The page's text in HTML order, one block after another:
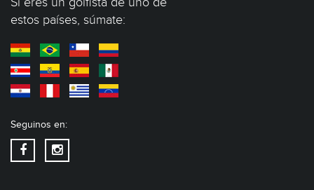
estos países, súmate:
Seguinos en: